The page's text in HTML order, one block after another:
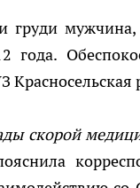
года.
скорой